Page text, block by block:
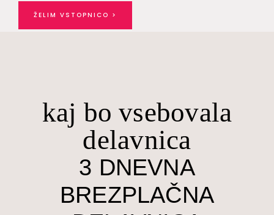
ŽELIM VSTOPNICO >
kaj bo vsebovala
delavnica
3 DNEVNA
BREZPLAČNA